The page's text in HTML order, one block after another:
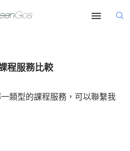
程服務比較
類型的課程服務，可以聯繫我